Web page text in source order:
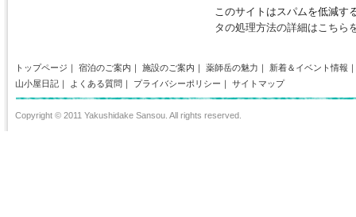
このサイトはスパムを低減す
タの処理方法の詳細はこちら
トップページ ｜ 宿泊のご案内 ｜ 施設のご案内 ｜ 薬師岳の魅力 ｜ 新着＆イベント情報 ｜
山小屋日記 ｜ よくある質問 ｜ プライバシーポリシー ｜ サイトマップ
Copyright © 2011 Yakushidake Sansou. All rights reserved.